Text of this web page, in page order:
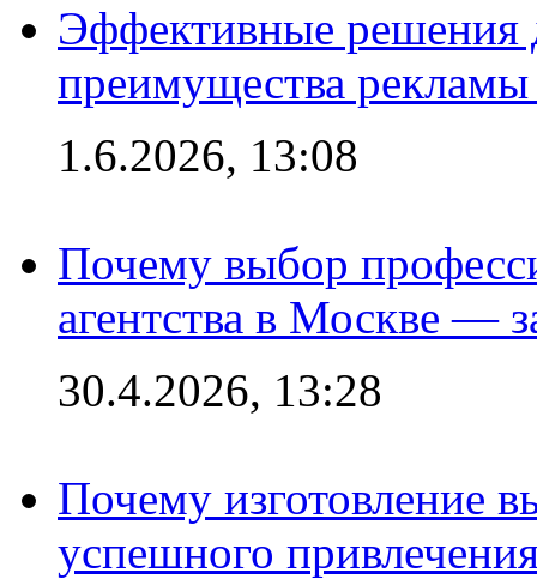
Эффективные решения
преимущества рекламы
1.6.2026, 13:08
Почему выбор
агентства в Москве —
30.4.2026, 13:28
Почему изготовление
успешного